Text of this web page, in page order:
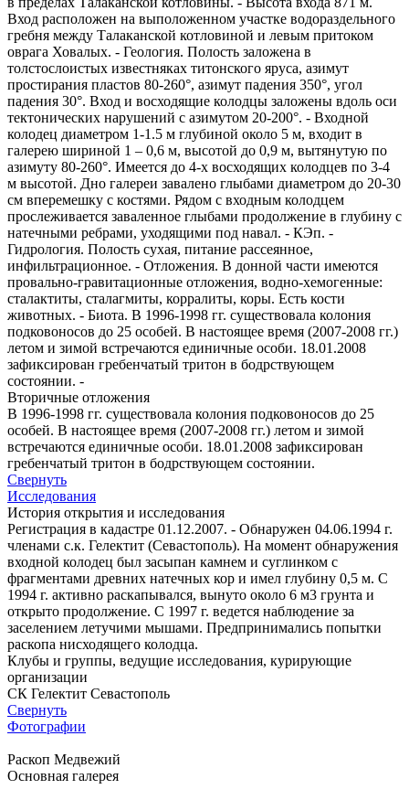
Вход расположен на выположенном участке водораздельного
гребня между Талаканской котловиной и левым притоком
оврага Ховалых. - Геология. Полость заложена в
толстослоистых известняках титонского яруса, азимут
простирания пластов 80-260°, азимут падения 350°, угол
падения 30°. Вход и восходящие колодцы заложены вдоль оси
тектонических нарушений с азимутом 20-200°. - Входной
колодец диаметром 1-1.5 м глубиной около 5 м, входит в
галерею шириной 1 – 0,6 м, высотой до 0,9 м, вытянутую по
азимуту 80-260°. Имеется до 4-х восходящих колодцев по 3-4
м высотой. Дно галереи завалено глыбами диаметром до 20-30
см вперемешку с костями. Рядом с входным колодцем
прослеживается заваленное глыбами продолжение в глубину с
натечными ребрами, уходящими под навал. - КЭп. -
Гидрология. Полость сухая, питание рассеянное,
инфильтрационное. - Отложения. В донной части имеются
провально-гравитационные отложения, водно-хемогенные:
сталактиты, сталагмиты, корралиты, коры. Есть кости
животных. - Биота. В 1996-1998 гг. существовала колония
подковоносов до 25 особей. В настоящее время (2007-2008 гг.)
летом и зимой встречаются единичные особи. 18.01.2008
зафиксирован гребенчатый тритон в бодрствующем
состоянии. -
Вторичные отложения
В 1996-1998 гг. существовала колония подковоносов до 25
особей. В настоящее время (2007-2008 гг.) летом и зимой
встречаются единичные особи. 18.01.2008 зафиксирован
гребенчатый тритон в бодрствующем состоянии.
Свернуть
Исследования
История открытия и исследования
Регистрация в кадастре 01.12.2007. - Обнаружен 04.06.1994 г.
членами с.к. Гелектит (Севастополь). На момент обнаружения
входной колодец был засыпан камнем и суглинком с
фрагментами древних натечных кор и имел глубину 0,5 м. С
1994 г. активно раскапывался, вынуто около 6 м3 грунта и
открыто продолжение. С 1997 г. ведется наблюдение за
заселением летучими мышами. Предпринимались попытки
раскопа нисходящего колодца.
Клубы и группы, ведущие исследования, курирующие
организации
СК Гелектит Севастополь
Свернуть
Фотографии
Раскоп Медвежий
Основная галерея